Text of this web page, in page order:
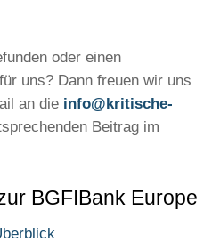
oder einen
uns? Dann freuen wir uns
an die info@kritische-
Beitrag im
BGFIBank Europe